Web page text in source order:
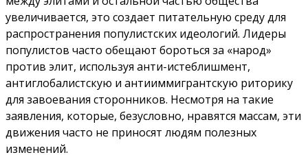
увеличивается, это создает питательную среду для
распространения популистских идеологий. Лидеры
популистов часто обещают бороться за «народ»
против элит, используя анти-истеблишмент,
антиглобалистскую и антииммигрантскую риторику
для завоевания сторонников. Несмотря на такие
заявления, которые, безусловно, нравятся массам, эти
движения часто не приносят людям полезных
изменений.